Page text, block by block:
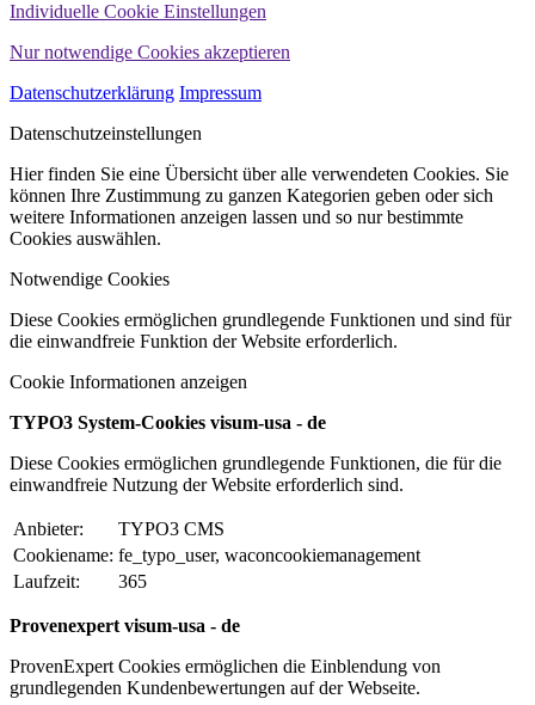
Individuelle Cookie Einstellungen
Nur notwendige Cookies akzeptieren
Datenschutzerklärung Impressum
Datenschutzeinstellungen
Hier finden Sie eine Übersicht über alle verwendeten Cookies. Sie
können Ihre Zustimmung zu ganzen Kategorien geben oder sich
weitere Informationen anzeigen lassen und so nur bestimmte
Cookies auswählen.
Notwendige Cookies
Diese Cookies ermöglichen grundlegende Funktionen und sind für
die einwandfreie Funktion der Website erforderlich.
Cookie Informationen anzeigen
TYPO3 System-Cookies visum-usa - de
Diese Cookies ermöglichen grundlegende Funktionen, die für die
einwandfreie Nutzung der Website erforderlich sind.
Anbieter:
TYPO3 CMS
Cookiename: fe_typo_user, waconcookiemanagement
Laufzeit:
365
Provenexpert visum-usa - de
ProvenExpert Cookies ermöglichen die Einblendung von
grundlegenden Kundenbewertungen auf der Webseite.